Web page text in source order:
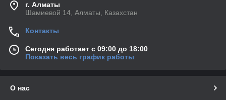
г. Алматы
Шамиевой 14, Алматы, Казахстан
Контакты
Сегодня работает с 09:00 до 18:00
Показать весь график работы
О нас